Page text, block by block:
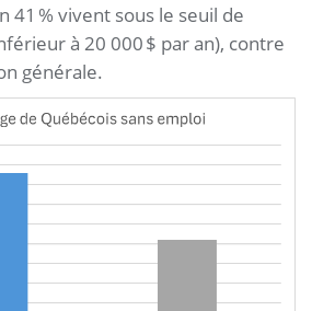
41 % vivent sous le seuil de
à 20 000 $ par an), contre
générale.